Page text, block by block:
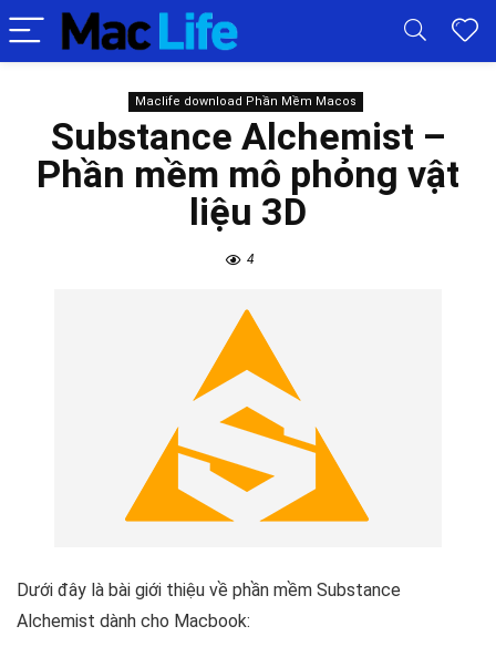
Maclife download Phần Mềm Macos
Substance Alchemist –
Phần mềm mô phỏng vật
liệu 3D
4
Dưới đây là bài giới thiệu về phần mềm Substance
Alchemist dành cho Macbook: